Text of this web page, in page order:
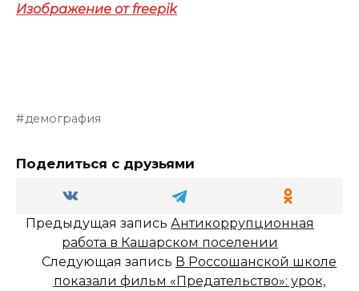
Изображение от freepik
демография
Поделиться с друзьями
Предыдущая запись Антикоррупционная
работа в Кашарском поселении
Следующая запись В Россошанской школе
показали фильм «Предательство»: урок,